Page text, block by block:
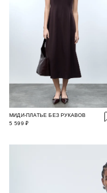
МИДИ-ПЛАТЬЕ БЕЗ РУКАВОВ
5 599 ₽